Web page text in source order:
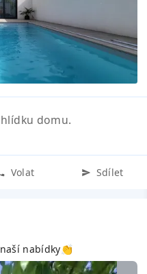
domu.
Volat Sdílet
nabídky👏